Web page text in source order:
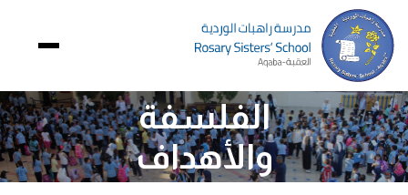
الصورة
الفلسفة
والأهداف